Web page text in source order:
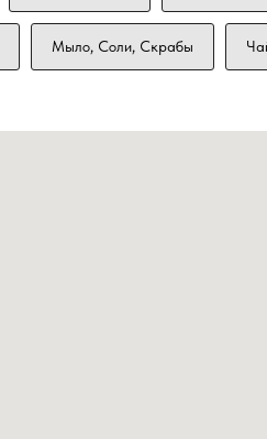
Мыло, Соли, Скрабы